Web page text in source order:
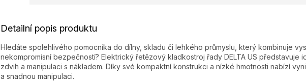
Detailní popis produktu
Hledáte spolehlivého pomocníka do dílny, skladu či lehkého průmyslu, který kombinuje
nekompromisní bezpečností? Elektrický řetězový kladkostroj řady DELTA US představuje
zdvih a manipulaci s nákladem. Díky své kompaktní konstrukci a nízké hmotnosti nabízí
a snadnou manipulaci.